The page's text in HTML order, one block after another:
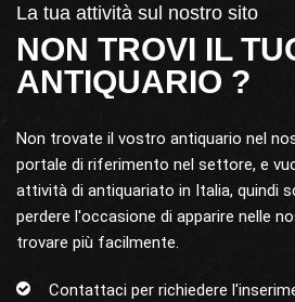
La tua attività sul nostro sito
NON TROVI IL
ANTIQUARIO ?
Non trovate il vostro antiquario nel
portale di riferimento nel settore, e
attività di antiquariato in Italia, quindi
perdere l'occasione di apparire nelle
trovare più facilmente.
Contattaci per richiedere